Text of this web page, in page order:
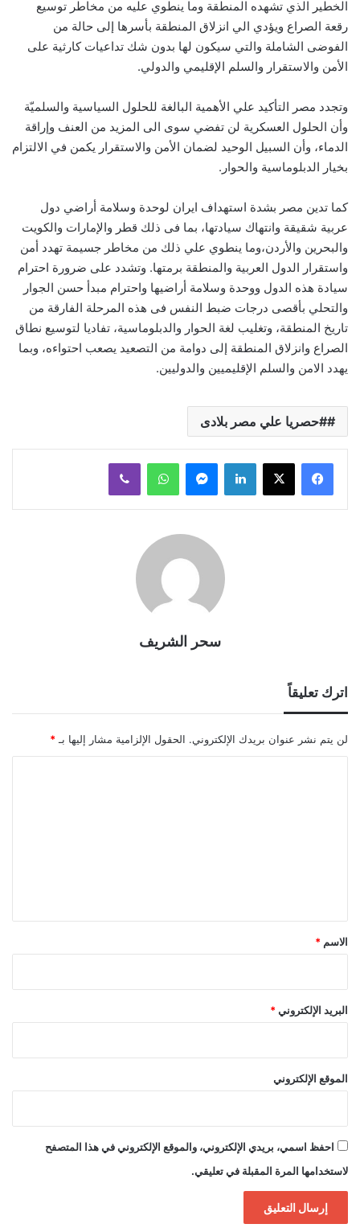
الخطير الذي تشهده المنطقة وما ينطوي عليه من مخاطر توسيع
رقعة الصراع ويؤدي الي انزلاق المنطقة بأسرها إلى حالة من
الفوضى الشاملة والتي سيكون لها بدون شك تداعيات كارثية على
الأمن والاستقرار والسلم الإقليمي والدولي.
وتجدد مصر التأكيد علي الأهمية البالغة للحلول السياسية والسلميّة
وأن الحلول العسكرية لن تفضي سوى الى المزيد من العنف وإراقة
الدماء، وأن السبيل الوحيد لضمان الأمن والاستقرار يكمن في الالتزام
بخيار الدبلوماسية والحوار.
كما تدين مصر بشدة استهداف ايران لوحدة وسلامة أراضي دول
عربية شقيقة وانتهاك سيادتها، بما فى ذلك قطر والإمارات والكويت
والبحرين والأردن،وما ينطوي علي ذلك من مخاطر جسيمة تهدد أمن
واستقرار الدول العربية والمنطقة برمتها. وتشدد على ضرورة احترام
سيادة هذه الدول ووحدة وسلامة أراضيها واحترام مبدأ حسن الجوار
والتحلي بأقصى درجات ضبط النفس فى هذه المرحلة الفارقة من
تاريخ المنطقة، وتغليب لغة الحوار والدبلوماسية، تفاديا لتوسيع نطاق
الصراع وانزلاق المنطقة إلى دوامة من التصعيد يصعب احتواءه، وبما
يهدد الامن والسلم الإقليميين والدوليين.
#حصريا علي مصر بلادى
لينكدإن ماسنجر واتساب ڤايبر
سحر الشريف
اترك تعليقاً
لن يتم نشر عنوان بريدك الإلكتروني. الحقول الإلزامية مشار إليها بـ *
*
الاسم *
البريد الإلكتروني *
الموقع الإلكتروني
احفظ اسمي، بريدي الإلكتروني، والموقع الإلكتروني في هذا المتصفح
لاستخدامها المرة المقبلة في تعليقي.